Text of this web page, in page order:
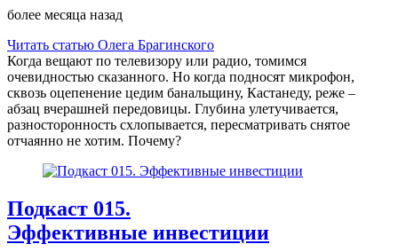
более месяца назад
Читать статью Олега Брагинского
Когда вещают по телевизору или радио, томимся
очевидностью сказанного. Но когда подносят микрофон,
сквозь оцепенение цедим банальщину, Кастанеду, реже –
абзац вчерашней передовицы. Глубина улетучивается,
разносторонность схлопывается, пересматривать снятое
отчаянно не хотим. Почему?
Подкаст 015.
Эффективные инвестиции